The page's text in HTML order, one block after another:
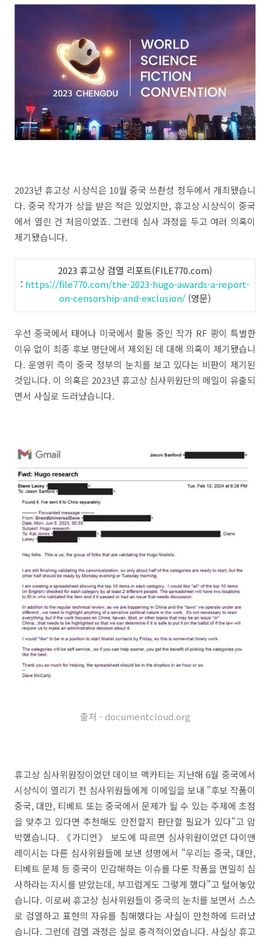
2023년 휴고상 시상식은 10월 중국 쓰촨성 청두에서 개최됐습니
다. 중국 작가가 상을 받은 적은 있었지만, 휴고상 시상식이 중국
에서 열린 건 처음이었죠. 그런데 심사 과정을 두고 여러 의혹이
제기됐습니다.
2023 휴고상 검열 리포트(FILE770.com)
: https://file770.com/the-2023-hugo-awards-a-report-
on-censorship-and-exclusion/ (영문)
우선 중국에서 태어나 미국에서 활동 중인 작가 RF 쾅이 특별한
이유 없이 최종 후보 명단에서 제외된 데 대해 의혹이 제기됐습니
다. 운영위 측이 중국 정부의 눈치를 보고 있다는 비판이 제기된
것입니다. 이 의혹은 2023년 휴고상 심사위원단의 메일이 유출되
면서 사실로 드러났습니다.
출처 - documentcloud.org
휴고상 심사위원장이었던 데이브 맥카티는 지난해 6월 중국에서
시상식이 열리기 전 심사위원들에게 이메일을 보내 "후보 작품이
중국, 대만, 티베트 또는 중국에서 문제가 될 수 있는 주제에 초점
을 맞추고 있다면 추천해도 안전할지 판단할 필요가 있다"고 압
박했습니다. 《가디언》 보도에 따르면 심사위원이었던 다이앤
레이시는 다른 심사위원들에 보낸 성명에서 "우리는 중국, 대만,
티베트 문제 등 중국이 민감해하는 이슈를 다룬 작품을 면밀히 심
사하라는 지시를 받았는데, 부끄럽게도 그렇게 했다"고 털어놓았
습니다. 이로써 휴고상 심사위원들이 중국의 눈치를 보면서 스스
로 검열하고 표현의 자유를 침해했다는 사실이 만천하에 드러났
습니다. 그런데 검열 과정은 실로 충격적이었습니다. 사실상 휴고